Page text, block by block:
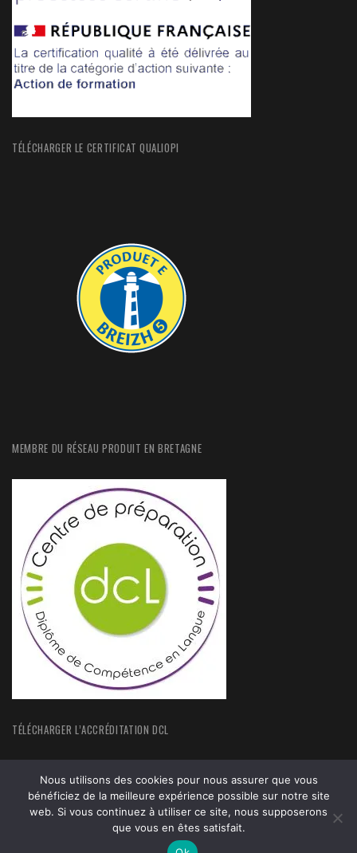
TÉLÉCHARGER LE CERTIFICAT QUALIOPI
MEMBRE DU RÉSEAU PRODUIT EN BRETAGNE
TÉLÉCHARGER L’ACCRÉDITATION DCL
FORMATIONS ACTUALITÉS MENTIONS LEGALES
Nous utilisons des cookies pour nous assurer que vous
bénéficiez de la meilleure expérience possible sur notre site
web. Si vous continuez à utiliser ce site, nous supposerons
que vous en êtes satisfait.